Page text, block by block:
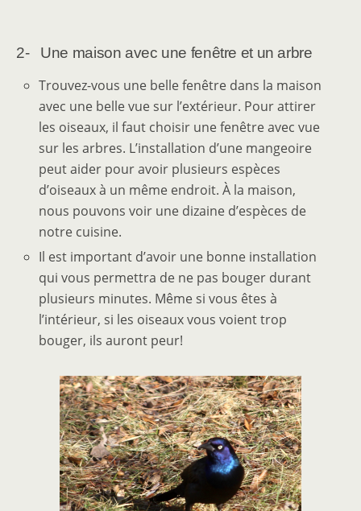
2- Une maison avec une fenêtre et un arbre
Trouvez-vous une belle fenêtre dans la maison
avec une belle vue sur l’extérieur. Pour attirer
les oiseaux, il faut choisir une fenêtre avec vue
sur les arbres. L’installation d’une mangeoire
peut aider pour avoir plusieurs espèces
d’oiseaux à un même endroit. À la maison,
nous pouvons voir une dizaine d’espèces de
notre cuisine.
Il est important d’avoir une bonne installation
qui vous permettra de ne pas bouger durant
plusieurs minutes. Même si vous êtes à
l’intérieur, si les oiseaux vous voient trop
bouger, ils auront peur!